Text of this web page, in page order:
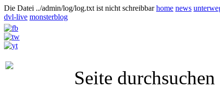
Die Datei ../admin/log/log.txt ist nicht schreibbarhome news
dvl-live monsterblog
Seite durchsuchen